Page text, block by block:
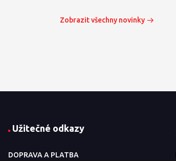
Zobrazit všechny novinky
Užitečné odkazy
DOPRAVA A PLATBA